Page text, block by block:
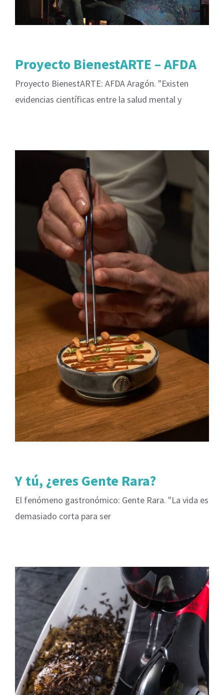
Proyecto BienestARTE – AFDA
Proyecto BienestARTE: AFDA Aragón. "Existen
evidencias científicas entre la salud mental y
Y tú, ¿eres Gente Rara?
El fenómeno gastronómico: Gente Rara. "La vida es
demasiado corta para ser